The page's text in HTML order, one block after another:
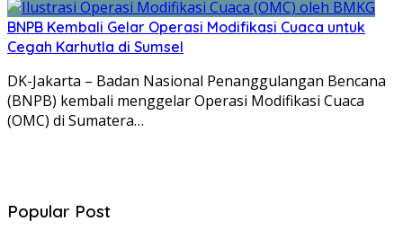
BNPB Kembali Gelar Operasi Modifikasi Cuaca untuk
Cegah Karhutla di Sumsel
DK-Jakarta – Badan Nasional Penanggulangan Bencana
(BNPB) kembali menggelar Operasi Modifikasi Cuaca
(OMC) di Sumatera…
Popular Post